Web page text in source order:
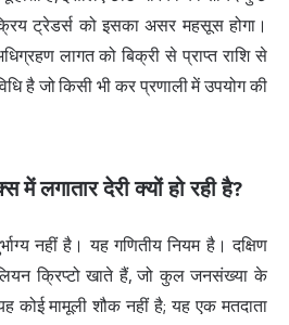
ट्रेडर्स को इसका असर महसूस होगा।
लागत को बिक्री से प्राप्त राशि से
है जो किसी भी कर प्रणाली में उपयोग की
में लगातार देरी क्यों हो रही है?
नहीं है। यह गणितीय नियम है। दक्षिण
क्रिप्टो खाते हैं, जो कुल जनसंख्या के
कोई मामूली शौक नहीं है; यह एक मतदाता